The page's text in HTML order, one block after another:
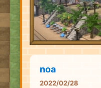
noa
2022/02/28